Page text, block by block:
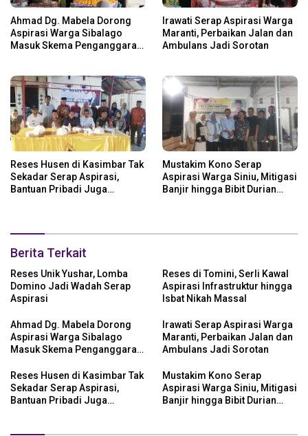
Ahmad Dg. Mabela Dorong
Aspirasi Warga Sibalago
Masuk Skema Penganggaran
Irawati Serap Aspirasi Warga
Maranti, Perbaikan Jalan dan
Ambulans Jadi Sorotan
Reses Husen di Kasimbar Tak
Sekadar Serap Aspirasi,
Bantuan Pribadi Juga
Mustakim Kono Serap
Aspirasi Warga Siniu, Mitigasi
Banjir hingga Bibit Durian
Berita Terkait
Reses Unik Yushar, Lomba
Domino Jadi Wadah Serap
Aspirasi
Reses di Tomini, Serli Kawal
Aspirasi Infrastruktur hingga
Isbat Nikah Massal
Ahmad Dg. Mabela Dorong
Aspirasi Warga Sibalago
Masuk Skema Penganggaran
Irawati Serap Aspirasi Warga
Maranti, Perbaikan Jalan dan
Ambulans Jadi Sorotan
Reses Husen di Kasimbar Tak
Sekadar Serap Aspirasi,
Bantuan Pribadi Juga
Mustakim Kono Serap
Aspirasi Warga Siniu, Mitigasi
Banjir hingga Bibit Durian